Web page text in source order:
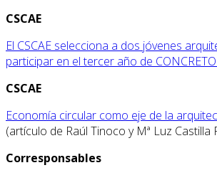
CSCAE
El CSCAE selecciona a dos jóvenes
participar en el tercer año de
CSCAE
Economía circular como eje de la
(artículo de Raúl Tinoco y Mª Luz Castilla
Corresponsables